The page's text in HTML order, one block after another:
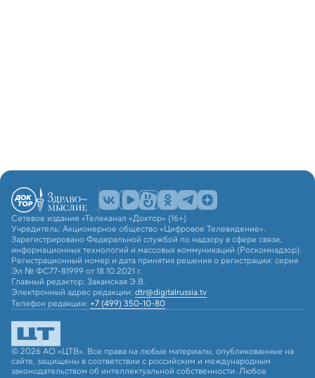
Сетевое издание «Телеканал «Доктор» (16+)
Учредитель: Акционерное общество «Цифровое Телевидение».
Зарегистрировано Федеральной службой по надзору в сфере связи,
информационных технологий и массовых коммуникаций (Роскомнадзор).
Регистрационный номер и дата принятия решения о регистрации: серия
Эл № ФС77-81999 от 18.10.2021 г.
Главный редактор: Закамская Э.В.
Электронный адрес редакции: dtr@digitalrussia.tv
Телефон редакции: +7 (499) 350-10-80
© 2026 АО «ЦТВ». Все права на любые материалы, опубликованные на
сайте, защищены в соответствии с российским и международным
законодательством об интеллектуальной собственности. Любое